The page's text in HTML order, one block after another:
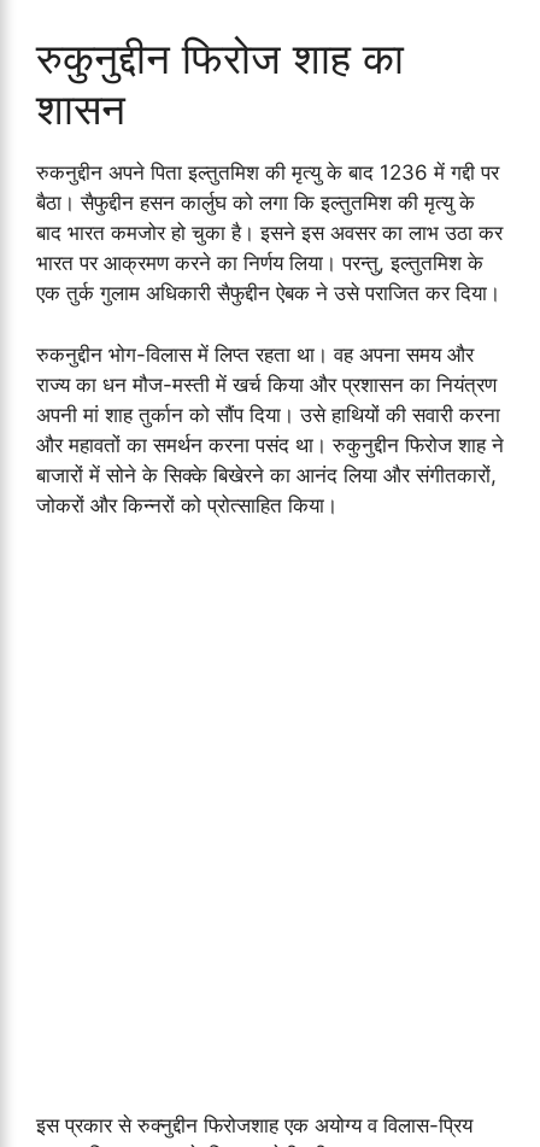
रुकुनुद्दीन फिरोज शाह का
शासन
रुकनुद्दीन अपने पिता इल्तुतमिश की मृत्यु के बाद 1236 में गद्दी पर
बैठा। सैफुद्दीन हसन कार्लुघ को लगा कि इल्तुतमिश की मृत्यु के
बाद भारत कमजोर हो चुका है। इसने इस अवसर का लाभ उठा कर
भारत पर आक्रमण करने का निर्णय लिया। परन्तु, इल्तुतमिश के
एक तुर्क गुलाम अधिकारी सैफुद्दीन ऐबक ने उसे पराजित कर दिया।
रुकनुद्दीन भोग-विलास में लिप्त रहता था। वह अपना समय और
राज्य का धन मौज-मस्ती में खर्च किया और प्रशासन का नियंत्रण
अपनी मां शाह तुर्कान को सौंप दिया। उसे हाथियों की सवारी करना
और महावतों का समर्थन करना पसंद था। रुकुनुद्दीन फिरोज शाह ने
बाजारों में सोने के सिक्के बिखेरने का आनंद लिया और संगीतकारों,
जोकरों और किन्नरों को प्रोत्साहित किया।
इस प्रकार से रुक्नुद्दीन फिरोजशाह एक अयोग्य व विलास-प्रिय